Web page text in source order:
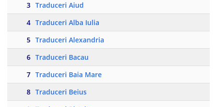
3 Traduceri Aiud
4 Traduceri Alba Iulia
5 Traduceri Alexandria
6 Traduceri Bacau
7 Traduceri Baia Mare
8 Traduceri Beius